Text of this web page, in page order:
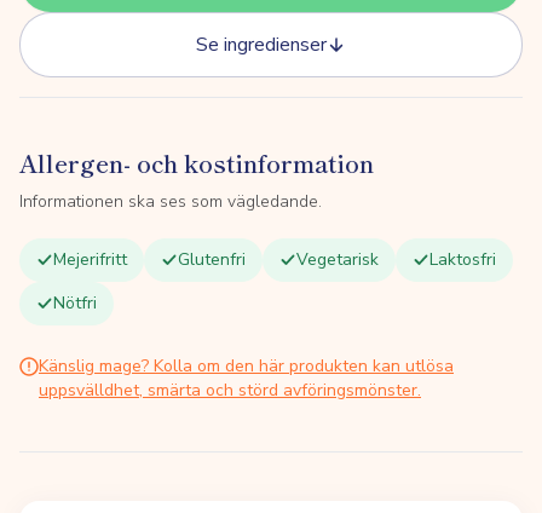
Se ingredienser
Allergen- och kostinformation
Informationen ska ses som vägledande.
Mejerifritt Glutenfri Vegetarisk
Laktosfri
Nötfri
Känslig mage? Kolla om den här produkten kan utlösa
uppsvälldhet, smärta och störd avföringsmönster.